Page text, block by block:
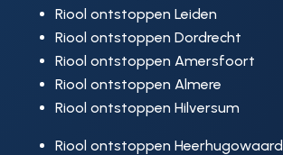
Riool ontstoppen Leiden
Riool ontstoppen Dordrecht
Riool ontstoppen Amersfoort
Riool ontstoppen Almere
Riool ontstoppen Hilversum
Riool ontstoppen Heerhugowaard